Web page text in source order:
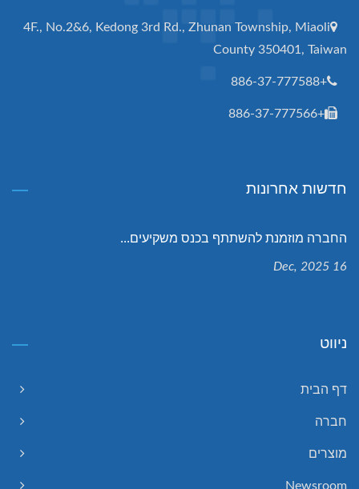
4F., No.2&6, Kedong 3rd Rd., Zhunan Township, Miaoli
County 350401, Taiwan
+886-37-777588
+886-37-777566
חדשות אחרונות
החברה מוזמנת להשתתף בכנס משקיעים...
16 Dec, 2025
ניווט
דף הבית
חברה
מוצרים
Newsroom